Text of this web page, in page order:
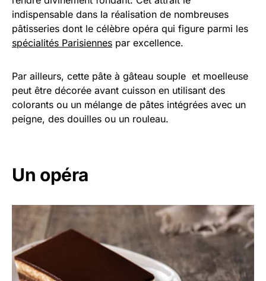
indispensable dans la réalisation de nombreuses
pâtisseries dont le célèbre opéra qui figure parmi les
spécialités Parisiennes par excellence.
Par ailleurs, cette pâte à gâteau souple et moelleuse
peut être décorée avant cuisson en utilisant des
colorants ou un mélange de pâtes intégrées avec un
peigne, des douilles ou un rouleau.
Un opéra